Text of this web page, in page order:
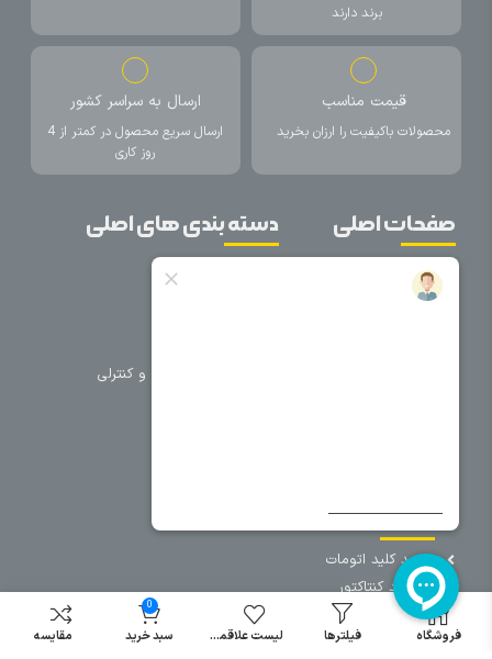
برند دارند
قیمت مناسب
محصولات باکیفیت را ارزان بخرید
ارسال به سراسر کشور
ارسال سریع محصول در کمتر از 4
روز کاری
صفحات اصلی
خانه
دسته بندی های اصلی
تجهیزات حفاظتی و کنترلی
سایر دسته بندی ها
خرید کلید اتومات
خرید کنتاکتور
خرید فیوز
مینیاتوری
فروشگاه فیلترها لیست علاقمندی
0
سبد خرید مقایسه